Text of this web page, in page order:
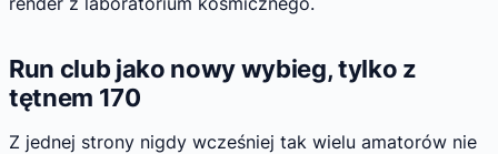
Run club jako nowy wybieg, tylko z
tętnem 170
Z jednej strony nigdy wcześniej tak wielu amatorów nie